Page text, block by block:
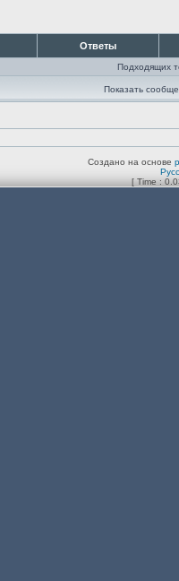
Ответы
Подходящих
Показать
Создано на основе
[ Time :